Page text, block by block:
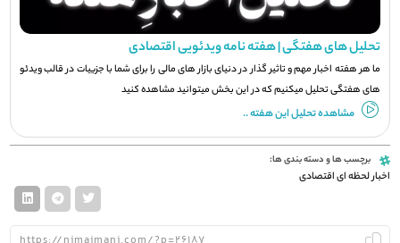
تحلیل های هفتگی | هفته نامه ویدئویی اقتصادی
ما هر هفته اخبار مهم و تاثیر گذار در دنیای بازار های مالی را برای شما با جزيیات در قالب ویدئو
های هفتگی تحلیل میکنیم که در این بخش میتوانید مشاهده کنید
مشاهده تحلیل این هفته ..
برچسب ها و دسته بندی ها:
اخبار لحظه ای اقتصادی